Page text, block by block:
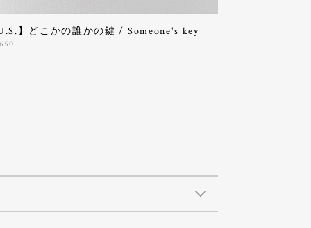
】どこかの誰かの鍵 / Someone's key